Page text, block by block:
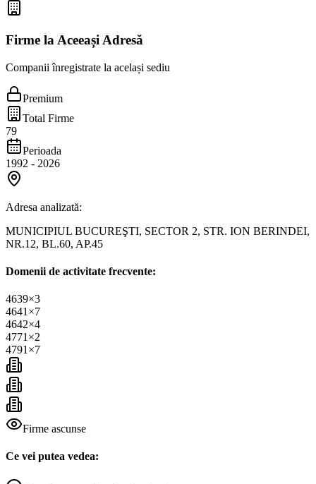
Firme la Aceeași Adresă
Companii înregistrate la același sediu
Premium
Total Firme
79
Perioada
1992 - 2026
Adresa analizată:
MUNICIPIUL BUCUREŞTI, SECTOR 2, STR. ION BERINDEI,
NR.12, BL.60, AP.45
Domenii de activitate frecvente:
4639×3
4641 ×7
4642×4
4771 ×2
4791 ×7
Firme ascunse
Ce vei putea vedea: